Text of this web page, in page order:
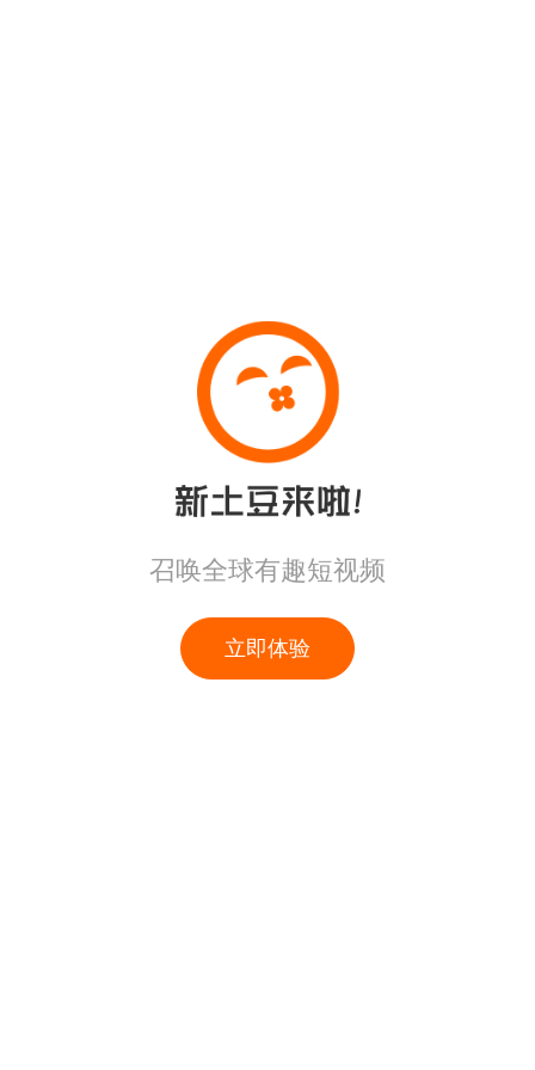
召唤全球有趣短视频
立即体验